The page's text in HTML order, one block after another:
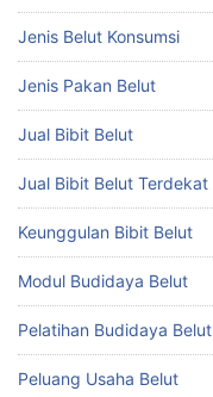
Jenis Belut Konsumsi
Jenis Pakan Belut
Jual Bibit Belut
Jual Bibit Belut Terdekat
Keunggulan Bibit Belut
Modul Budidaya Belut
Pelatihan Budidaya Belut
Peluang Usaha Belut